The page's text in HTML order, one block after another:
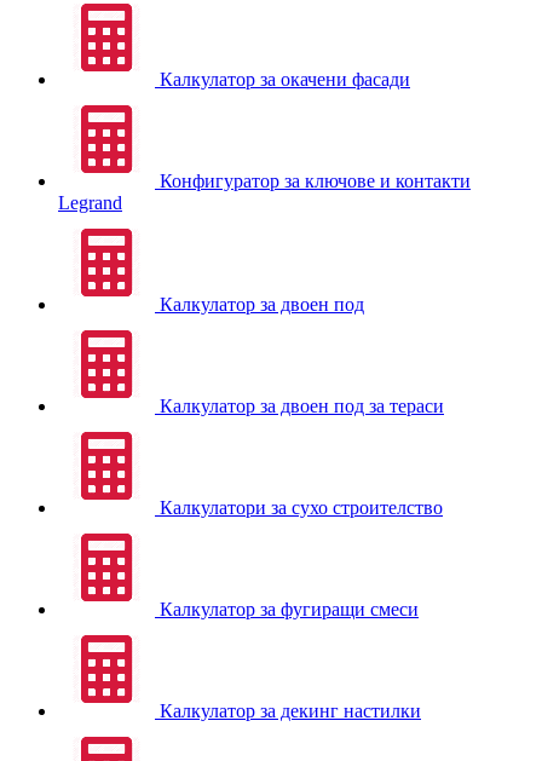
Калкулатор за окачени фасади
Конфигуратор за ключове и контакти
Legrand
Калкулатор за двоен под
Калкулатор за двоен под за тераси
Калкулатори за сухо строителство
Калкулатор за фугиращи смеси
Калкулатор за декинг настилки